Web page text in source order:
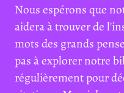
Nous espérons que
aidera à trouver de
mots des grands
pas à explorer notre
régulièrement pour